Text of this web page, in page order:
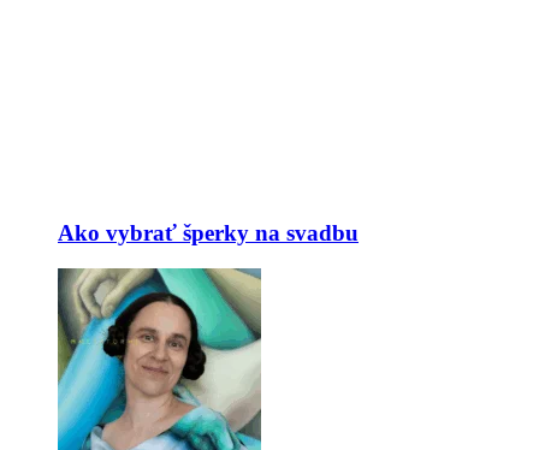
Ako vybrať šperky na svadbu